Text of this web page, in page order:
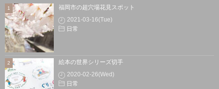
福岡市の超穴場花見スポット
2021-03-16(Tue)
日常
絵本の世界シリーズ切手
2020-02-26(Wed)
日常